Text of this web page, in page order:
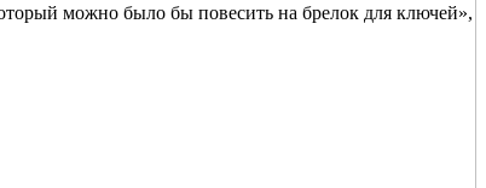
можно было бы повесить на брелок для ключей»,